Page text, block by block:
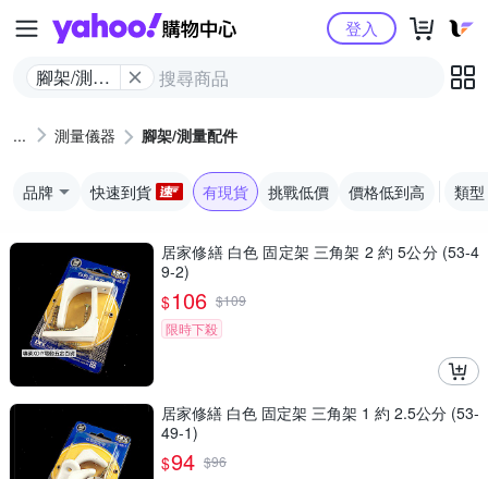
Yahoo購物中心
腳架/測量
登入
測量儀器 腳架/測量配件
品牌 快速到貨 有現貨 挑戰低價 價格低到高 類型
居家修繕 白色 固定架 三角架 2 約 5公分 (53-4
9-2)
$106 $109
限時下殺
居家修繕 白色 固定架 三角架 1 約 2.5公分 (53-
49-1)
$94 $96